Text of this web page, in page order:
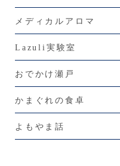
メディカルアロマ
Lazuli実験室
おでかけ瀬戸
かまぐれの食卓
よもやま話